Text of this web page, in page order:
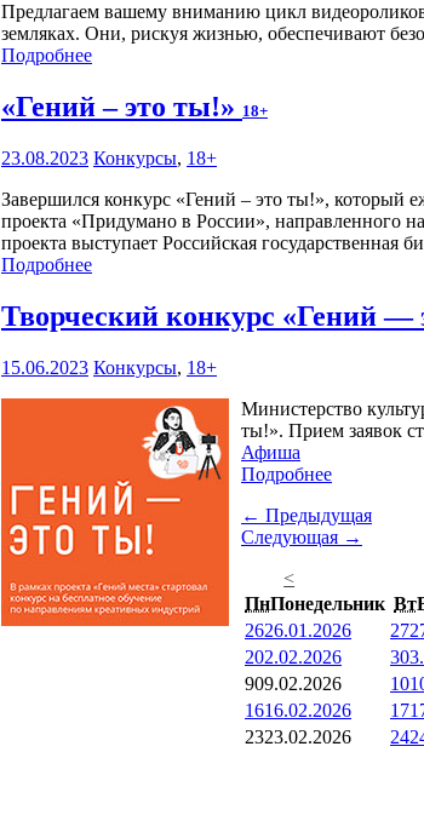
Предлагаем вашему вниманию цикл
земляках. Они, рискуя жизнью, обеспечивают
Подробнее
«Гений – это ты!» 18+
23.08.2023 Конкурсы, 18+
Завершился конкурс «Гений – это ты!», который
проекта «Придумано в России», направленного
проекта выступает Российская государственная
Подробнее
Творческий конкурс «Гений —
15.06.2023 Конкурсы, 18+
Министерство
ты!». Прием заявок
Афиша
Подробнее
← Предыдущая
Следующая →
<
ПнПонедельник Вт
2626.01.2026 27
202.02.2026 3
909.02.2026 10
1616.02.2026 17
2323.02.2026 24